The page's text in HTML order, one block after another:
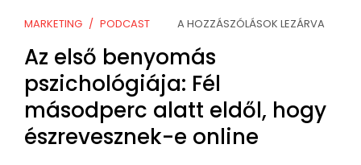
MARKETING PODCAST A HOZZÁSZÓLÁSOK LEZÁRVA
Az első benyomás
pszichológiája: Fél
másodperc alatt eldől, hogy
észrevesznek-e online